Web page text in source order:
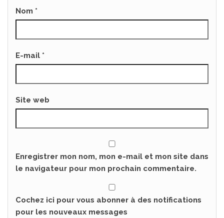
Nom *
E-mail *
Site web
Enregistrer mon nom, mon e-mail et mon site dans
le navigateur pour mon prochain commentaire.
Cochez ici pour vous abonner à des notifications
pour les nouveaux messages